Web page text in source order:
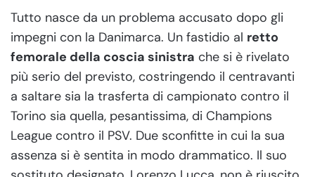
Tutto nasce da un problema accusato dopo gli
impegni con la Danimarca. Un fastidio al retto
femorale della coscia sinistra che si è rivelato
più serio del previsto, costringendo il centravanti
a saltare sia la trasferta di campionato contro il
Torino sia quella, pesantissima, di Champions
League contro il PSV. Due sconfitte in cui la sua
assenza si è sentita in modo drammatico. Il suo